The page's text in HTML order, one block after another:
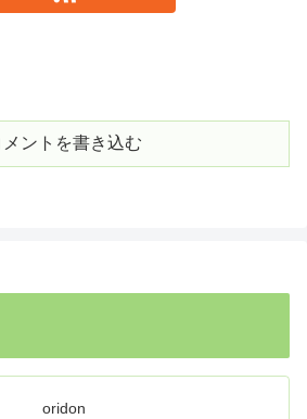
メントを書き込む
oridon